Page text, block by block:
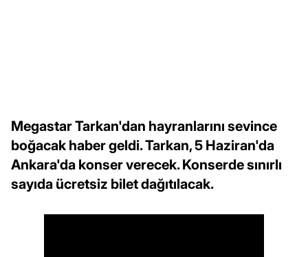
Megastar Tarkan'dan hayranlarını sevince
boğacak haber geldi. Tarkan, 5 Haziran'da
Ankara'da konser verecek. Konserde sınırlı
sayıda ücretsiz bilet dağıtılacak.